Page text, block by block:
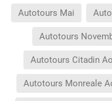
Autotours Mai
Autotours
Autotours Citadin
Autotours Monreale